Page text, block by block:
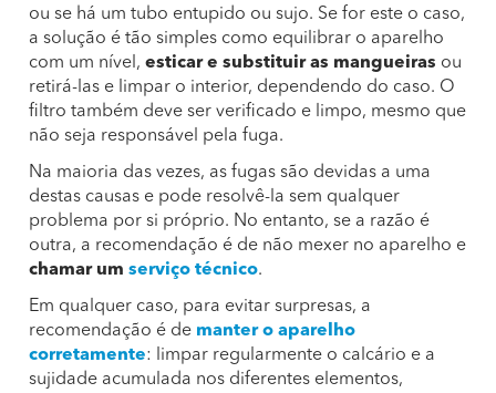
ou se há um tubo entupido ou sujo. Se for este o caso,
a solução é tão simples como equilibrar o aparelho
com um nível, esticar e substituir as mangueiras ou
retirá-las e limpar o interior, dependendo do caso. O
filtro também deve ser verificado e limpo, mesmo que
não seja responsável pela fuga.
Na maioria das vezes, as fugas são devidas a uma
destas causas e pode resolvê-la sem qualquer
problema por si próprio. No entanto, se a razão é
outra, a recomendação é de não mexer no aparelho e
chamar um serviço técnico.
Em qualquer caso, para evitar surpresas, a
recomendação é de manter o aparelho
corretamente: limpar regularmente o calcário e a
sujidade acumulada nos diferentes elementos,